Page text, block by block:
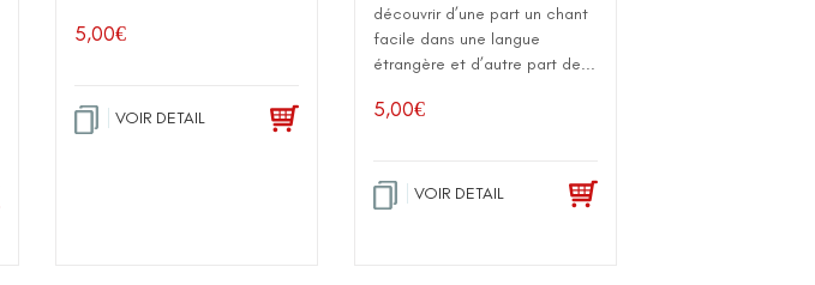
5,00€
VOIR DETAIL
découvrir d’une part un chant
facile dans une langue
étrangère et d’autre part de...
5,00€
VOIR DETAIL